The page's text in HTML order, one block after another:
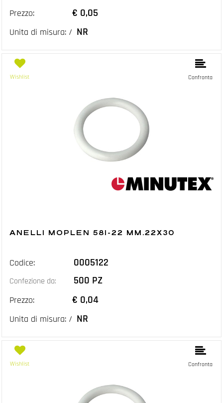
Prezzo: € 0,05
Unita di misura: / NR
Wishlist Confronta
ANELLI MOPLEN 581-22 MM.22X30
Codice: 0005122
Confezione da: 500 PZ
Prezzo: € 0,04
Unita di misura: / NR
Wishlist Confronta